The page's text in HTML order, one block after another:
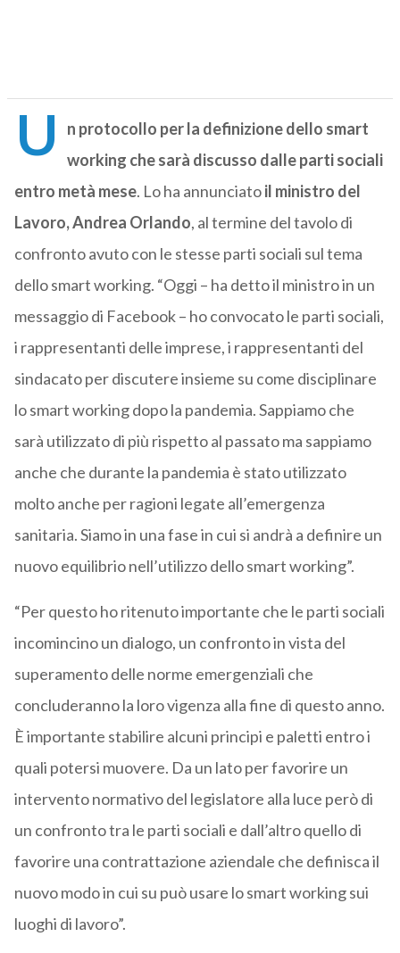
U
n protocollo per la definizione dello smart
working che sarà discusso dalle parti sociali
entro metà mese. Lo ha annunciatoil ministro del
Lavoro, Andrea Orlando, al termine del tavolo di
confronto avuto con le stesse parti sociali sul tema
dello smart working. “Oggi – ha detto il ministro in un
messaggio di Facebook – ho convocato le parti sociali,
i rappresentanti delle imprese, i rappresentanti del
sindacato per discutere insieme su come disciplinare
lo smart working dopo la pandemia. Sappiamo che
sarà utilizzato di più rispetto al passato ma sappiamo
anche che durante la pandemia è stato utilizzato
molto anche per ragioni legate all’emergenza
sanitaria. Siamo in una fase in cui si andrà a definire un
nuovo equilibrio nell’utilizzo dello smart working”.
“Per questo ho ritenuto importante che le parti sociali
incomincino un dialogo, un confronto in vista del
superamento delle norme emergenziali che
concluderanno la loro vigenza alla fine di questo anno.
È importante stabilire alcuni principi e paletti entro i
quali potersi muovere. Da un lato per favorire un
intervento normativo del legislatore alla luce però di
un confronto tra le parti sociali e dall’altro quello di
favorire una contrattazione aziendale che definisca il
nuovo modo in cui su può usare lo smart working sui
luoghi di lavoro”.